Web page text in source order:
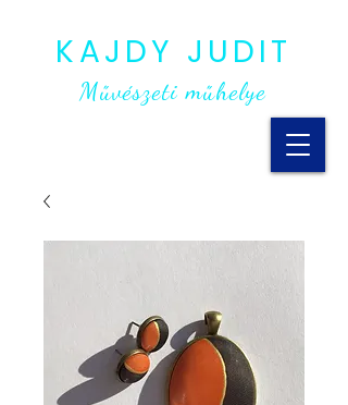
KAJDY JUDIT
Művészeti műhelye